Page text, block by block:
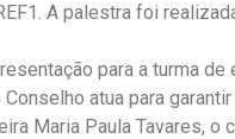
A palestra foi
para a turma
atua para
Maria Paula Tavares,